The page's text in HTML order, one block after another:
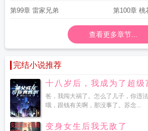
第99章 雷家兄弟 第100章 桃
查看更多章节...
完结小说推荐
十八岁后，我成为了超级
爸，我闯大祸了。怎么了儿子，你违
哦，跟钱有关啊，那没事了。苏念...
变身女生后我无敌了